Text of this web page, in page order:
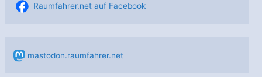
Raumfahrer.net auf Facebook
mastodon.raumfahrer.net